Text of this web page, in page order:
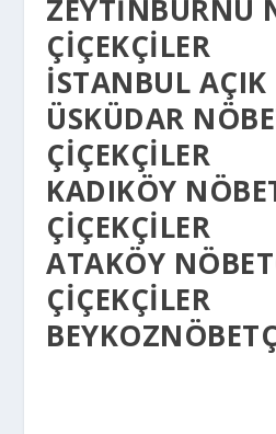
ZEYTINBURNU
ÇIÇEKÇILER
İSTANBUL AÇIK
ÜSKÜDAR
ÇIÇEKÇILER
KADIKÖY
ÇIÇEKÇILER
ATAKÖY
ÇIÇEKÇILER